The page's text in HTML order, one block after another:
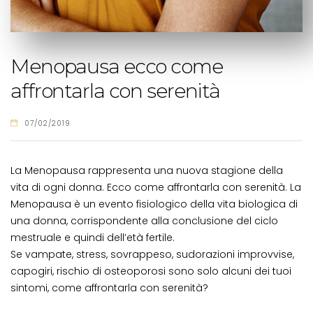
Menopausa ecco come
affrontarla con serenità
07/02/2019
La Menopausa rappresenta una nuova stagione della
vita di ogni donna. Ecco come affrontarla con serenità. La
Menopausa è un evento fisiologico della vita biologica di
una donna, corrispondente alla conclusione del ciclo
mestruale e quindi dell’età fertile.
Se vampate, stress, sovrappeso, sudorazioni improvvise,
capogiri, rischio di osteoporosi sono solo alcuni dei tuoi
sintomi, come affrontarla con serenità?